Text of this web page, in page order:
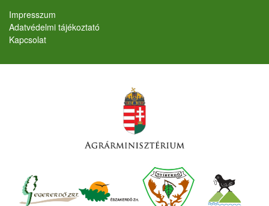
Lábléc
Impresszum
Adatvédelmi tájékoztató
Kapcsolat